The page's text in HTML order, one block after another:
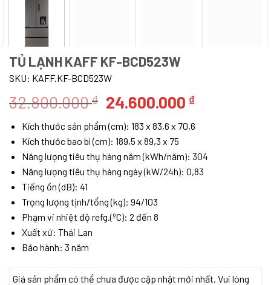
TỦ LẠNH KAFF KF-BCD523W
SKU: KAFF.KF-BCD523W
32.800.000₫ Giá
gốc
là:
32.800.000 ₫.
24.600.000 ₫Giá
tại
là:
Kích thước sản phẩm (cm): 183 x 83,6 x 70,6
Kích thước bao bì (cm): 189,5 x 89,3 x 75
Năng lượng tiêu thụ hàng năm (kWh/năm): 304
Năng lượng tiêu thụ hàng ngày (kW/24h): 0,83
Tiếng ồn (dB): 41
Trọng lượng tịnh/tổng ​​(kg): 94/103
Phạm vi nhiệt độ refg.(ºC): 2 đến 8
Xuất xứ: Thái Lan
Bảo hành: 3 năm
Giá sản phẩm có thể chưa được cập nhật mới nhất. Vui lòng